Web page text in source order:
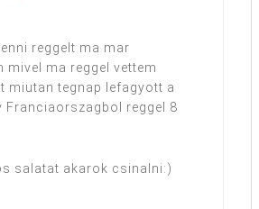
reggelt ma mar
mivel ma reggel vettem
miutan tegnap lefagyott a
Franciaorszagbol reggel 8
salatat akarok csinalni:)